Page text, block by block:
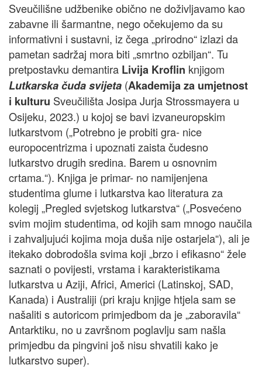
Sveučilišne udžbenike obično ne doživljavamo kao
zabavne ili šarmantne, nego očekujemo da su
informativni i sustavni, iz čega „prirodno“ izlazi da
pametan sadržaj mora biti „smrtno ozbiljan“. Tu
pretpostavku demantira Livija Kroflin knjigom
Lutkarska čuda svijeta (Akademija za umjetnost
i kulturu Sveučilišta Josipa Jurja Strossmayera u
Osijeku, 2023.) u kojoj se bavi izvaneuropskim
lutkarstvom („Potrebno je probiti gra- nice
europocentrizma i upoznati zaista čudesno
lutkarstvo drugih sredina. Barem u osnovnim
crtama.“). Knjiga je primar- no namijenjena
studentima glume i lutkarstva kao literatura za
kolegij „Pregled svjetskog lutkarstva“ („Posvećeno
svim mojim studentima, od kojih sam mnogo naučila
i zahvaljujući kojima moja duša nije ostarjela“), ali je
itekako dobrodošla svima koji „brzo i efikasno“ žele
saznati o povijesti, vrstama i karakteristikama
lutkarstva u Aziji, Africi, Americi (Latinskoj, SAD,
Kanada) i Australiji (pri kraju knjige htjela sam se
našaliti s autoricom primjedbom da je „zaboravila“
Antarktiku, no u završnom poglavlju sam našla
primjedbu da pingvini još nisu shvatili kako je
lutkarstvo super).